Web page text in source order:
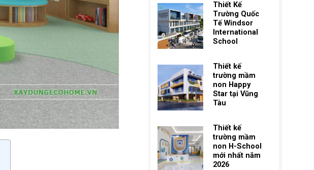
Thiết Kế
Trường Quốc
Tế Windsor
International
School
Thiết kế
trường mầm
non Happy
Star tại Vũng
Tàu
Thiết kế
trường mầm
non H-School
mới nhất năm
2026